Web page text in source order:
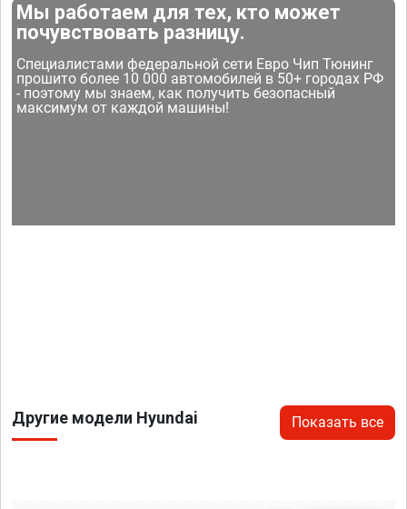
Мы работаем для тех, кто может
почувствовать разницу.
Специалистами федеральной сети Евро Чип Тюнинг
прошито более 10 000 автомобилей в 50+ городах РФ
- поэтому мы знаем, как получить безопасный
максимум от каждой машины!
Другие модели Hyundai Показать все